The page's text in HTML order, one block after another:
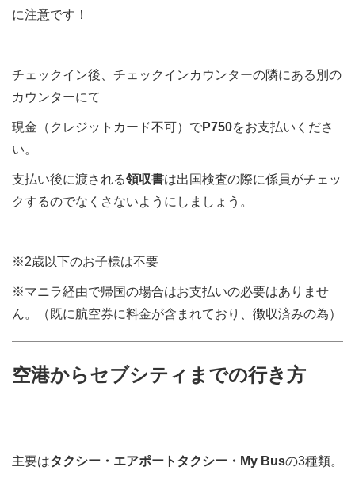
に注意です！
チェックイン後、チェックインカウンターの隣にある別の
カウンターにて
現金（クレジットカード不可）でP750をお支払いくださ
い。
支払い後に渡される領収書は出国検査の際に係員がチェッ
クするのでなくさないようにしましょう。
※2歳以下のお子様は不要
※マニラ経由で帰国の場合はお支払いの必要はありませ
ん。（既に航空券に料金が含まれており、徴収済みの為）
空港からセブシティまでの行き方
主要はタクシー・エアポートタクシー・My Busの3種類。